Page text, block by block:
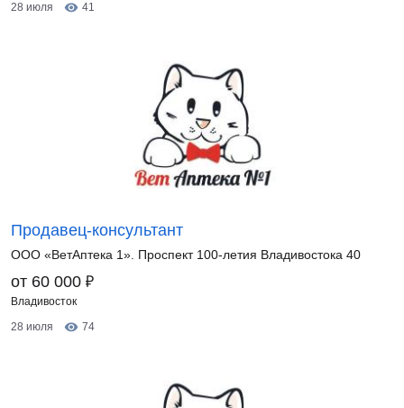
28 июля
41
Продавец-консультант
ООО «ВетАптека 1». Проспект 100-летия Владивостока 40
от 60 000 ₽
Владивосток
28 июля
74